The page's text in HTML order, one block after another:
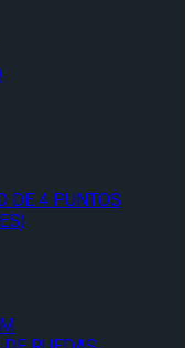
DE 4 PUNTOS